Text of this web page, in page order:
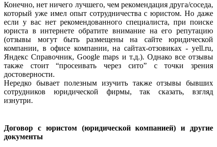
Конечно, нет ничего лучшего, чем рекомендация друга/соседа,
который уже имел опыт сотрудничества с юристом. Но даже
если у вас нет рекомендованного специалиста, при поиске
юриста в интернете обратите внимание на его репутацию
(отзывы могут быть размещены на сайте юридической
компании, в офисе компании, на сайтах-отзовиках - yell.ru,
Яндекс Справочник, Google maps и т.д.). Однако все отзывы
также стоит “просеивать через сито” с точки зрения
достоверности.
Нередко бывает полезным изучить также отзывы бывших
сотрудников юридической фирмы, так сказать, взгляд
изнутри.
Договор с юристом (юридической компанией) и другие
документы